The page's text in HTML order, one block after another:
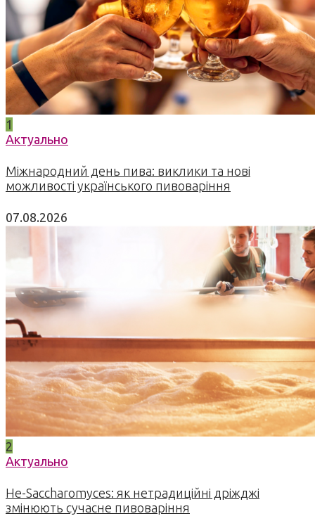
1
Актуально
Міжнародний день пива: виклики та нові
можливості українського пивоваріння
07.08.2026
2
Актуально
Не-Saccharomyces: як нетрадиційні дріжджі
змінюють сучасне пивоваріння